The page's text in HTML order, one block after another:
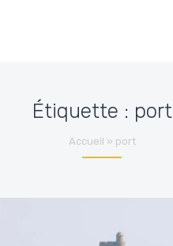
Étiquette : port
Accueil » port